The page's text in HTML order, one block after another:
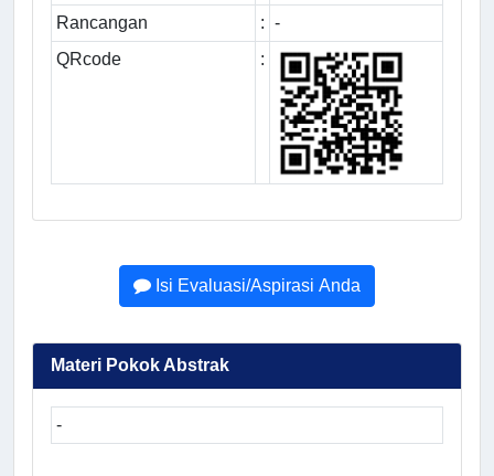
Rancangan : -
QRcode
:
Isi Evaluasi/Aspirasi Anda
Materi Pokok Abstrak
-